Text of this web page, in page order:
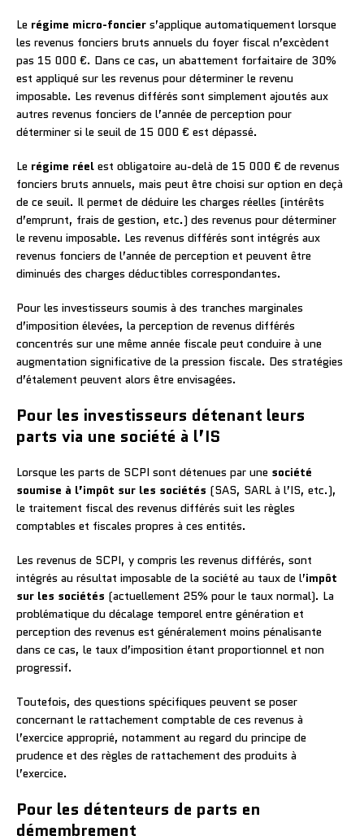
Le régime micro-foncier s’applique automatiquement lorsque
les revenus fonciers bruts annuels du foyer fiscal n’excèdent
pas 15 000 €. Dans ce cas, un abattement forfaitaire de 30%
est appliqué sur les revenus pour déterminer le revenu
imposable. Les revenus différés sont simplement ajoutés aux
autres revenus fonciers de l’année de perception pour
déterminer si le seuil de 15 000 € est dépassé.
Le régime réel est obligatoire au-delà de 15 000 € de revenus
fonciers bruts annuels, mais peut être choisi sur option en deçà
de ce seuil. Il permet de déduire les charges réelles (intérêts
d’emprunt, frais de gestion, etc.) des revenus pour déterminer
le revenu imposable. Les revenus différés sont intégrés aux
revenus fonciers de l’année de perception et peuvent être
diminués des charges déductibles correspondantes.
Pour les investisseurs soumis à des tranches marginales
d’imposition élevées, la perception de revenus différés
concentrés sur une même année fiscale peut conduire à une
augmentation significative de la pression fiscale. Des stratégies
d’étalement peuvent alors être envisagées.
Pour les investisseurs détenant leurs
parts via une société à l’IS
Lorsque les parts de SCPI sont détenues par une société
soumise à l’impôt sur les sociétés (SAS, SARL à l’IS, etc.),
le traitement fiscal des revenus différés suit les règles
comptables et fiscales propres à ces entités.
Les revenus de SCPI, y compris les revenus différés, sont
intégrés au résultat imposable de la société au taux de l’impôt
sur les sociétés (actuellement 25% pour le taux normal). La
problématique du décalage temporel entre génération et
perception des revenus est généralement moins pénalisante
dans ce cas, le taux d’imposition étant proportionnel et non
progressif.
Toutefois, des questions spécifiques peuvent se poser
concernant le rattachement comptable de ces revenus à
l’exercice approprié, notamment au regard du principe de
prudence et des règles de rattachement des produits à
l’exercice.
Pour les détenteurs de parts en
démembrement